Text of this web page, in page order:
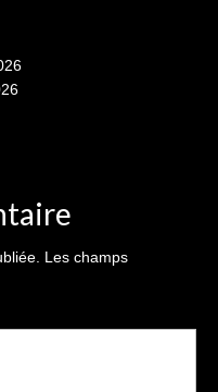
Les champs